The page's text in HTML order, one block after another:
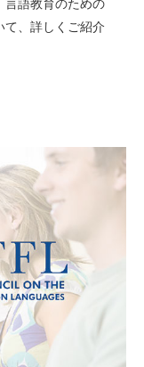
、詳しくご紹介